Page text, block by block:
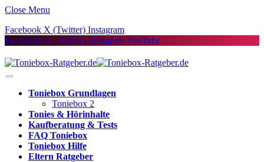
Close Menu
Facebook X (Twitter) Instagram
Facebook X (Twitter) InstagramYouTube
Toniebox Grundlagen
Toniebox 2
Tonies & Hörinhalte
Kaufberatung & Tests
FAQ Toniebox
Toniebox Hilfe
Eltern Ratgeber